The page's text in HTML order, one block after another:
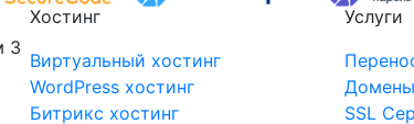
3
Хостинг
Виртуальный хостинг
WordPress хостинг
Битрикс хостинг
Услуги
Домены
SSL